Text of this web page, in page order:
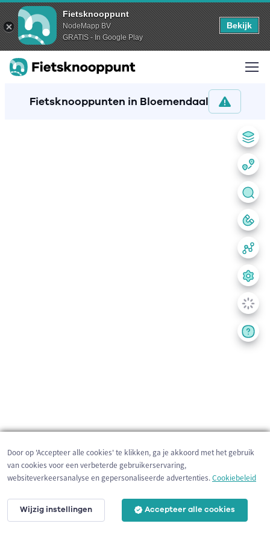
Fietsknooppunt
NodeMapp BV
GRATIS - In Google Play
Bekijk
Fietsknooppunten in Bloemendaal
1 km
Door op 'Accepteer alle cookies' te klikken, ga je akkoord met het gebruik
van cookies voor een verbeterde gebruikerservaring,
websiteverkeersanalyse en gepersonaliseerde advertenties.Cookiebeleid
Wijzig instellingen Accepteer alle cookies